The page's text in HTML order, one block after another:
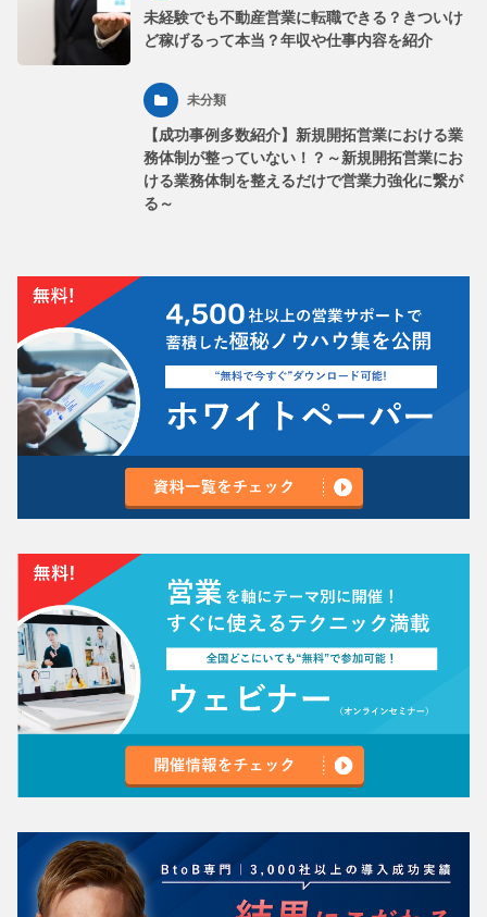
未経験でも不動産営業に転職できる？きついけ
ど稼げるって本当？年収や仕事内容を紹介
未分類
【成功事例多数紹介】新規開拓営業における業
務体制が整っていない！？～新規開拓営業にお
ける業務体制を整えるだけで営業力強化に繋が
る～